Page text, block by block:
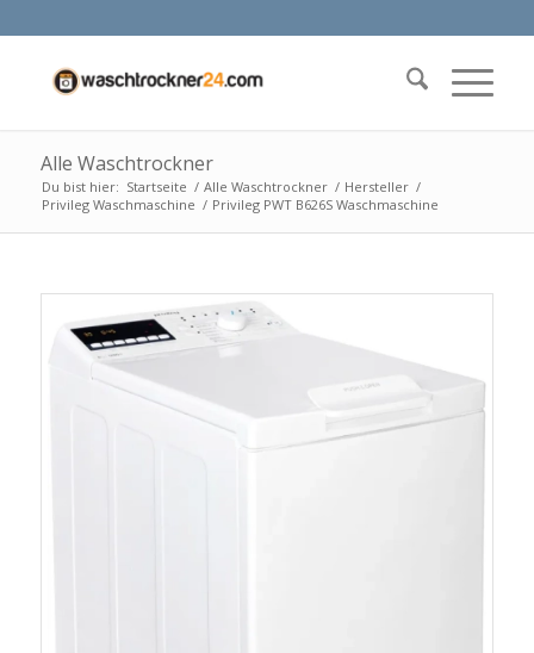
Alle Waschtrockner
Du bist hier: Startseite / Alle Waschtrockner / Hersteller /
Privileg Waschmaschine / Privileg PWT B626S Waschmaschine